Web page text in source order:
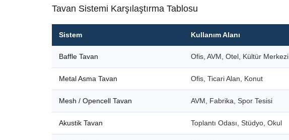
Tavan Sistemi Karşılaştırma Tablosu
Sistem Kullanım Alanı
Baffle Tavan Ofis, AVM, Otel, Kültür Merkezi
Metal Asma Tavan Ofis, Ticari Alan, Konut
Mesh / Opencell Tavan AVM, Fabrika, Spor Tesisi
Akustik Tavan Toplantı Odası, Stüdyo, Okul